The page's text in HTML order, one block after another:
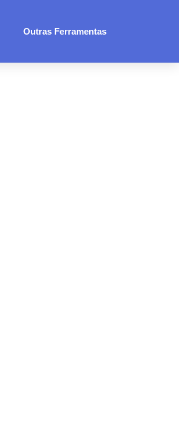
Outras Ferramentas